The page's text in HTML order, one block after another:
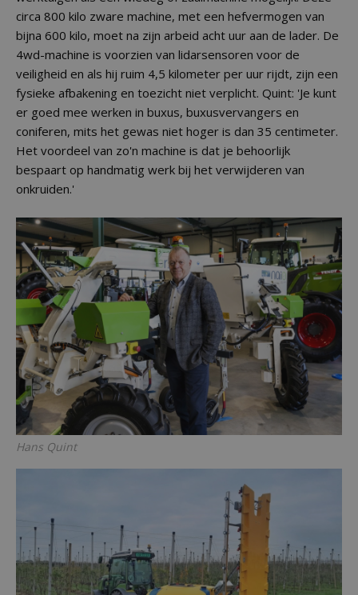
circa 800 kilo zware machine, met een hefvermogen van
bijna 600 kilo, moet na zijn arbeid acht uur aan de lader. De
4wd-machine is voorzien van lidarsensoren voor de
veiligheid en als hij ruim 4,5 kilometer per uur rijdt, zijn een
fysieke afbakening en toezicht niet verplicht. Quint: 'Je kunt
er goed mee werken in buxus, buxusvervangers en
coniferen, mits het gewas niet hoger is dan 35 centimeter.
Het voordeel van zo'n machine is dat je behoorlijk
bespaart op handmatig werk bij het verwijderen van
onkruiden.'
Hans Quint